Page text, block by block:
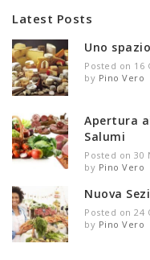
Latest Posts
Uno
Posted on 16
by Pino Vero
Apertura
Salumi
Posted on 30
by Pino Vero
Nuova
Posted on 24
by Pino Vero